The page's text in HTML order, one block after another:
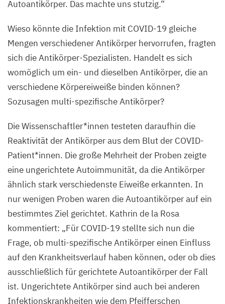
Autoantikörper. Das machte uns stutzig.“
Wieso könnte die Infektion mit COVID-19 gleiche
Mengen verschiedener Antikörper hervorrufen, fragten
sich die Antikörper-Spezialisten. Handelt es sich
womöglich um ein- und dieselben Antikörper, die an
verschiedene Körpereiweiße binden können?
Sozusagen multi-spezifische Antikörper?
Die Wissenschaftler*innen testeten daraufhin die
Reaktivität der Antikörper aus dem Blut der COVID-
Patient*innen. Die große Mehrheit der Proben zeigte
eine ungerichtete Autoimmunität, da die Antikörper
ähnlich stark verschiedenste Eiweiße erkannten. In
nur wenigen Proben waren die Autoantikörper auf ein
bestimmtes Ziel gerichtet. Kathrin de la Rosa
kommentiert: „Für COVID-19 stellte sich nun die
Frage, ob multi-spezifische Antikörper einen Einfluss
auf den Krankheitsverlauf haben können, oder ob dies
ausschließlich für gerichtete Autoantikörper der Fall
ist. Ungerichtete Antikörper sind auch bei anderen
Infektionskrankheiten wie dem Pfeifferschen